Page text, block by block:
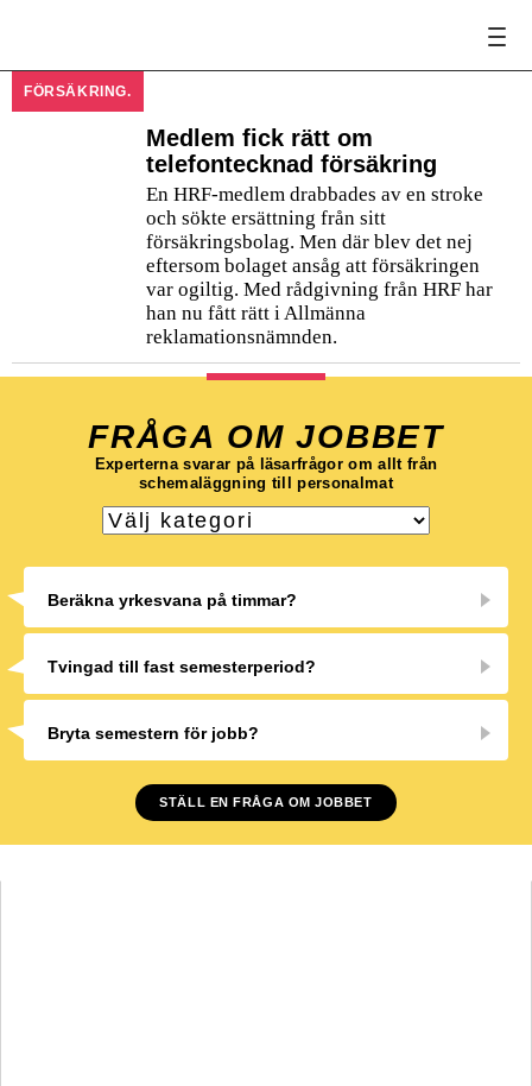
FÖRSÄKRING.
Medlem fick rätt om
telefontecknad försäkring
En HRF-medlem drabbades av en stroke
och sökte ersättning från sitt
försäkringsbolag. Men där blev det nej
eftersom bolaget ansåg att försäkringen
var ogiltig. Med rådgivning från HRF har
han nu fått rätt i Allmänna
reklamationsnämnden.
FRÅGA OM JOBBET
Experterna svarar på läsarfrågor om allt från
schemaläggning till personalmat
Beräkna yrkesvana på timmar?
Tvingad till fast semesterperiod?
Bryta semestern för jobb?
STÄLL EN FRÅGA OM JOBBET